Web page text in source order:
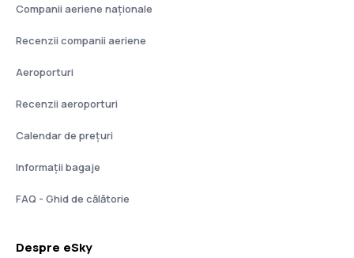
Companii aeriene naţionale
Recenzii companii aeriene
Aeroporturi
Recenzii aeroporturi
Calendar de prețuri
Informații bagaje
FAQ - Ghid de călătorie
Despre eSky